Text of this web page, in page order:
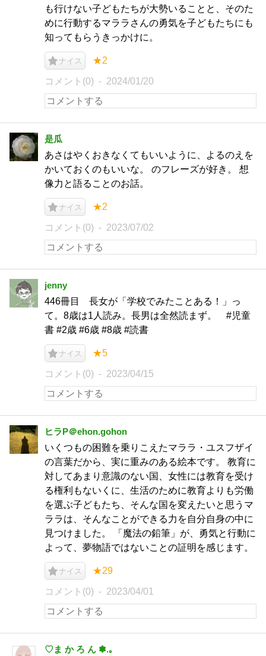
も行けない子どもたちが大勢いることと、そのた
めに行動するマララさんの勇気を子どもたちにも
知ってもらうきっかけに。
ナイス ★2
コメント(0) 2024/01/20
是瓜
あさはやくおきなくてもいいように、よるのえを
かいておくのもいいな。 のフレーズが好き。 想
像力と語ることのお話。
ナイス ★2
コメント(0) 2023/07/02
jenny
446冊目 長女が「学校でみたことある！」っ
て。8歳は1人読み。長男は全然読まず。 #児童
書 #2歳 #6歳 #8歳 #読書
ナイス ★5
コメント(0) 2023/04/15
ヒラP＠ehon.gohon
いくつもの困難を乗りこえたマララ・ユスフザイ
の言葉だから、実に重みのある絵本です。 教育に
対してあまり意識のない国、女性には教育を受け
る権利もないくに、生活のために教育よりも労働
を選ぶ子どもたち、そんな国を変えたいと思うマ
ララは、そんなことができる力を自分自身の中に
見つけました。 「魔法の鉛筆」が、勇気と行動に
よって、夢物語ではないことの証明を感じます。
ナイス ★29
コメント(0) 2023/04/01
♡ま か ろ ん ✽.｡